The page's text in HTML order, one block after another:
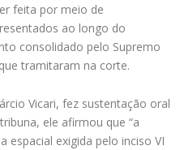
feita por meio de
ao longo do
consolidado pelo Supremo
tramitaram na corte.
Vicari, fez sustentação oral
ele afirmou que “a
espacial exigida pelo inciso VI